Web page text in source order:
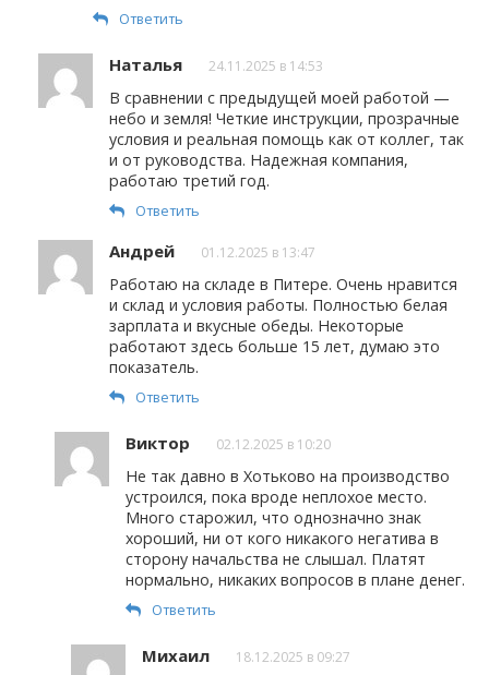
Ответить
Наталья 24.11.2025 в 14:53
В сравнении с предыдущей моей работой —
небо и земля! Четкие инструкции, прозрачные
условия и реальная помощь как от коллег, так
и от руководства. Надежная компания,
работаю третий год.
Ответить
Андрей 01.12.2025 в 13:47
Работаю на складе в Питере. Очень нравится
и склад и условия работы. Полностью белая
зарплата и вкусные обеды. Некоторые
работают здесь больше 15 лет, думаю это
показатель.
Ответить
Виктор 02.12.2025 в 10:20
Не так давно в Хотьково на производство
устроился, пока вроде неплохое место.
Много старожил, что однозначно знак
хороший, ни от кого никакого негатива в
сторону начальства не слышал. Платят
нормально, никаких вопросов в плане денег.
Ответить
Михаил 18.12.2025 в 09:27